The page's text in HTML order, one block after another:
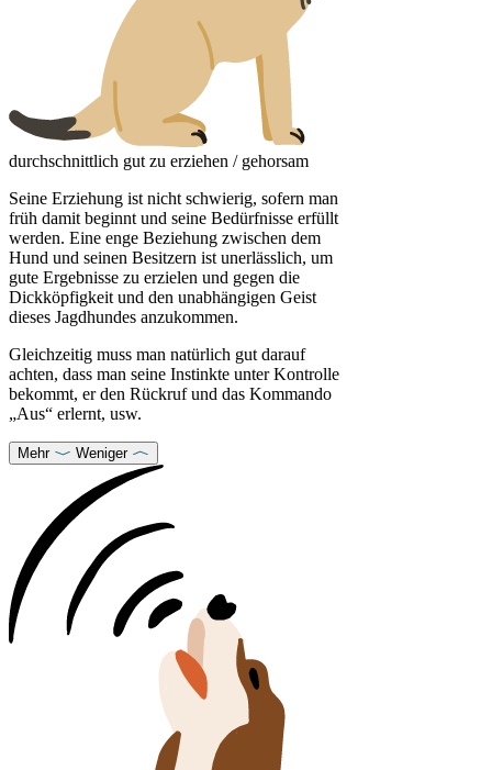
durchschnittlich gut zu erziehen / gehorsam
Seine Erziehung ist nicht schwierig, sofern man
früh damit beginnt und seine Bedürfnisse erfüllt
werden. Eine enge Beziehung zwischen dem
Hund und seinen Besitzern ist unerlässlich, um
gute Ergebnisse zu erzielen und gegen die
Dickköpfigkeit und den unabhängigen Geist
dieses Jagdhundes anzukommen.
Gleichzeitig muss man natürlich gut darauf
achten, dass man seine Instinkte unter Kontrolle
bekommt, er den Rückruf und das Kommando
„Aus“ erlernt, usw.
Mehr Weniger